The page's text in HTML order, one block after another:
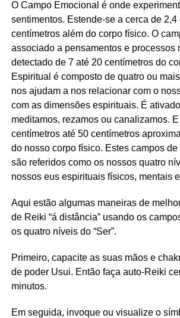
O Campo Emocional é onde
sentimentos. Estende-se a cerca de 2,4
centímetros além do corpo físico. O
associado a pensamentos e processos
detectado de 7 até 20 centímetros do
Espiritual é composto de quatro ou
nos ajudam a nos relacionar com o
com as dimensões espirituais. É
meditamos, rezamos ou canalizamos.
centímetros até 50 centímetros
do nosso corpo físico. Estes campos
são referidos como os nossos quatro
nossos eus espirituais físicos, mentais
Aqui estão algumas maneiras de
de Reiki “á distância” usando os
os quatro níveis do “Ser”.
Primeiro, capacite as suas mãos e
de poder Usui. Então faça auto-Reiki
minutos.
Em seguida, invoque ou visualize o